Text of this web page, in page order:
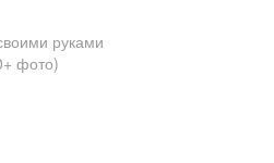
руками